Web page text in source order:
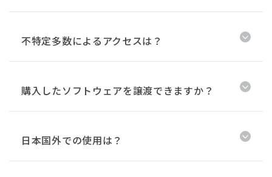
不特定多数によるアクセスは？
購入したソフトウェアを譲渡できますか？
日本国外での使用は？